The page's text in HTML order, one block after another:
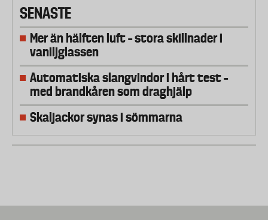
SENASTE
Mer än hälften luft – stora skillnader i
vaniljglassen
Automatiska slangvindor i hårt test –
med brandkåren som draghjälp
Skaljackor synas i sömmarna